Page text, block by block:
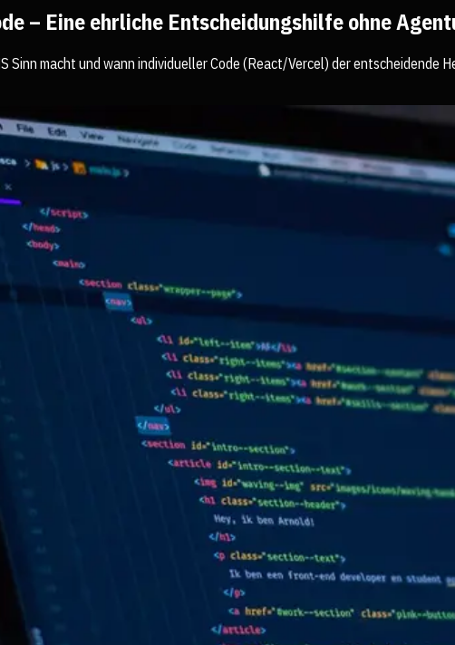
– Eine ehrliche Entscheidungshilfe ohne
Sinn macht und wann individueller Code (React/Vercel) der entscheidende